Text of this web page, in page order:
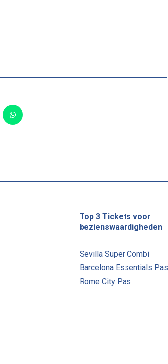
Top 3 Tickets voor
bezienswaardigheden
Sevilla Super Combi
Barcelona Essentials Pas
Rome City Pas